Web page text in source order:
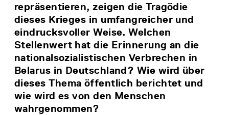
repräsentieren, zeigen die Tragödie
dieses Krieges in umfangreicher und
eindrucksvoller Weise. Welchen
Stellenwert hat die Erinnerung an die
nationalsozialistischen Verbrechen in
Belarus in Deutschland? Wie wird über
dieses Thema öffentlich berichtet und
wie wird es von den Menschen
wahrgenommen?